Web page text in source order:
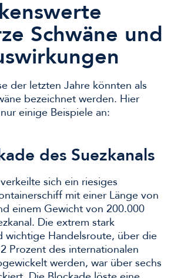
Schwäne und
der letzten Jahre könnten als
bezeichnet werden. Hier
einige Beispiele an:
des Suezkanals
sich ein riesiges
mit einer Länge von
einem Gewicht von 200.000
Die extrem stark
wichtige Handelsroute, über die
Prozent des internationalen
werden, war über sechs